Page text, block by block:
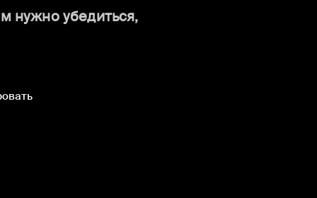
нужно убедиться,